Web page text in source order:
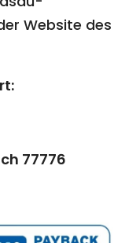
Website des
77776